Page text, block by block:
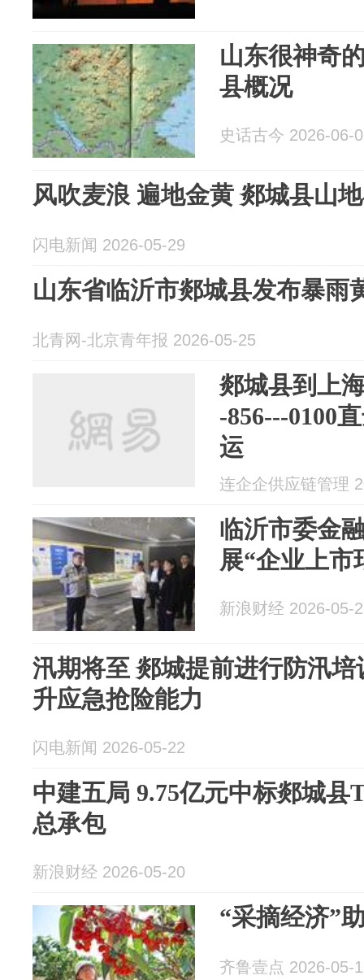
山东很神奇
县概况
史话古今 2026-06-
风吹麦浪 遍地金黄 郯城县山
闪电新闻 2026-05-29
山东省临沂市郯城县发布暴雨
北青网-北京青年报 2026-05-25
郯城县到上
-856---0100
运
连企企供应链管理
临沂市委金
展“企业上市
新浪财经 2026-05-
汛期将至 郯城提前进行防汛
升应急抢险能力
闪电新闻 2026-05-22
中建五局 9.75亿元中标郯城县
总承包
新浪财经 2026-05-20
“采摘经济”
齐鲁壹点 2026-05-